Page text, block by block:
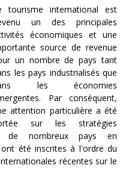
tourisme international est
un des principales
économiques et une
source de revenue
un nombre de pays tant
les pays industrialisés que
les économies
Par conséquent,
attention particulière a été
sur les stratégies
de nombreux pays en
été inscrites à l'ordre du
récentes sur le